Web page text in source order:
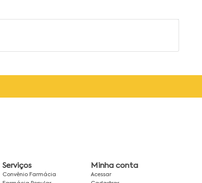
Serviços
Convênio Farmácia
Minha conta
Acessar